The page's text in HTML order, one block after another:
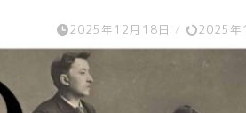
2025年12月18日 / 2025年